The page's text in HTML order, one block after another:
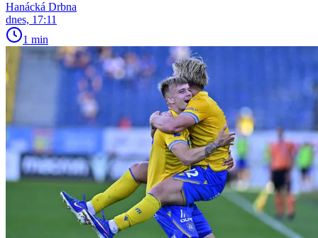
Hanácká Drbna
dnes, 17:11
1 min